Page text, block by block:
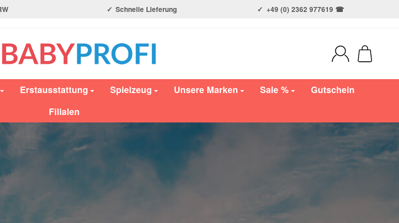
Schnelle Lieferung +49 (0) 2362 977619 ☎
Erstausstattung Spielzeug Unsere Marken Sale %
Gutschein
Filialen